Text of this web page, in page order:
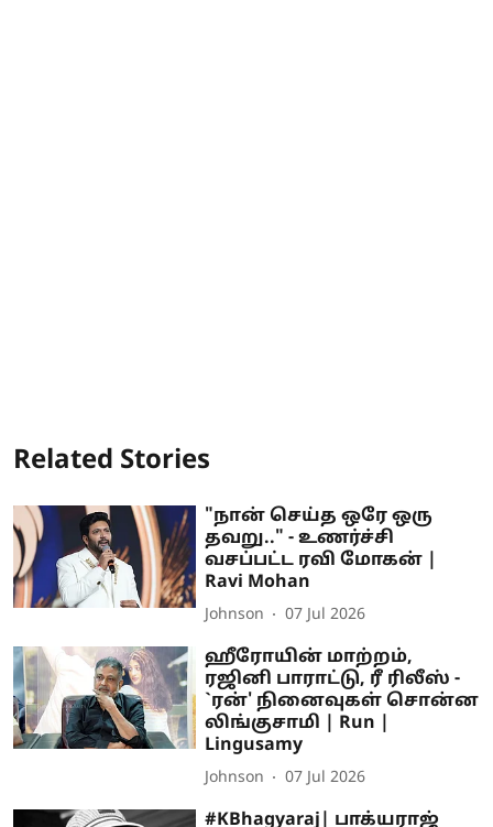
Related Stories
"நான் செய்த ஒரே ஒரு
தவறு.." - உணர்ச்சி
வசப்பட்ட ரவி மோகன் |
Ravi Mohan
Johnson 07 Jul 2026
ஹீரோயின் மாற்றம்,
ரஜினி பாராட்டு, ரீ ரிலீஸ் -
`ரன்' நினைவுகள் சொன்ன
லிங்குசாமி | Run |
Lingusamy
Johnson 07 Jul 2026
#KBhagyaraj| பாக்யராஜ்